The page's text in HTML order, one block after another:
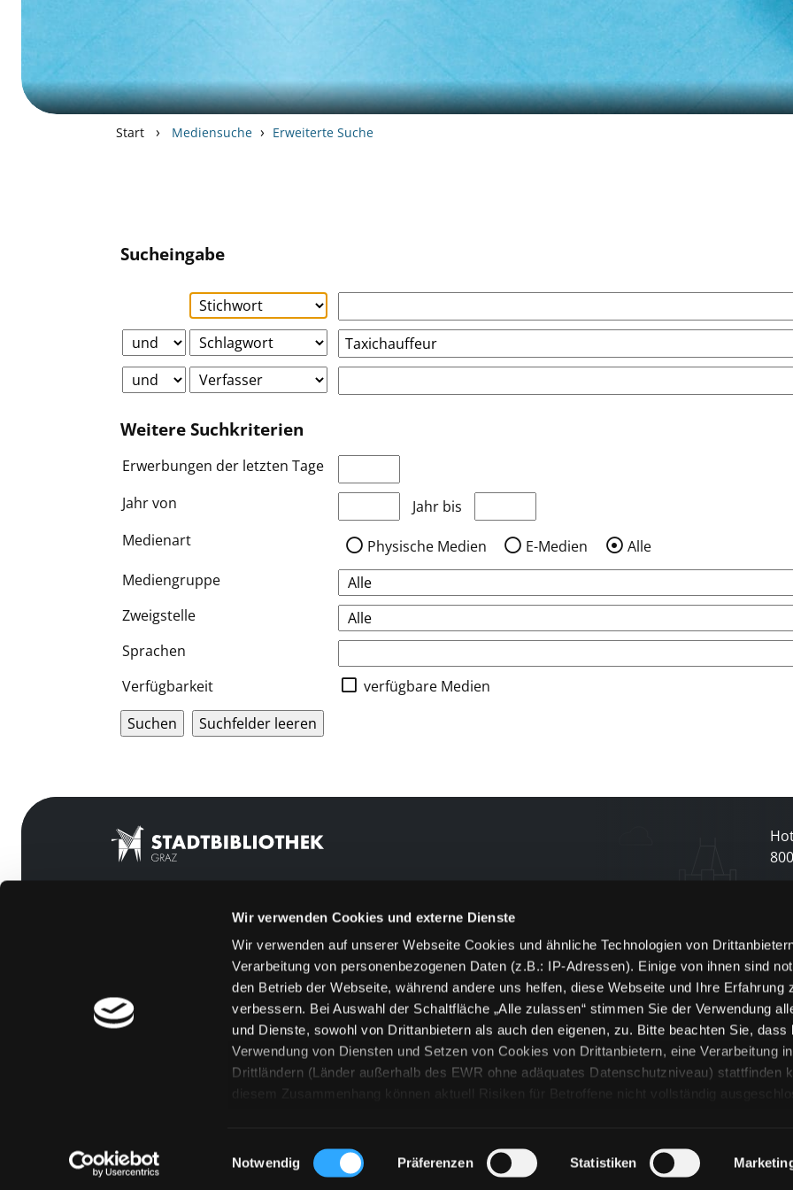
Wir verwenden Cookies und externe Dienste
Wir verwenden auf unserer Webseite Cookies und ähnliche Technologien von
Verarbeitung von personenbezogenen Daten (z.B.: IP-Adressen). Einige von ihnen sind
den Betrieb der Webseite, während andere uns helfen, diese Webseite und Ihre Erfahrung
verbessern. Bei Auswahl der Schaltfläche „Alle zulassen“ stimmen Sie der Verwendung
und Dienste, sowohl von Drittanbietern als auch den eigenen, zu. Bitte beachten Sie, dass
Verwendung von Diensten und Setzen von Cookies von Drittanbietern, eine Verarbeitung
Drittländern (Länder außerhalb des EWR ohne adäquates Datenschutzniveau) stattfinden
diesem Zusammenhang können aktuell Risiken für Betroffene nicht vollständig
„Details zeigen“ finden Sie Erklärungen zu den verschiedenen Kategorien von Cookies und
Technologien. Selbstverständlich können Sie über unsere „Cookie-Einstellungen“ unter
Einwilligungsauswahl
Notwendig Präferenzen Statistiken
Start › Mediensuche › Erweiterte Suche
Sucheingabe
Weitere Suchkriterien
Erwerbungen der letzten Tage
Jahr von
Medien anzeigen, die nach dem Jahr veröffentlicht wurden
Jahr bis
Medienart
Physische Medien E-Medien
Alle
Mediengruppe
Zweigstelle
Sprachen
Verfügbarkeit
verfügbare Medien
800
[kju:b]
Feedback
Kontakt
Über uns
Jobs
Medienwunsch
FAQs